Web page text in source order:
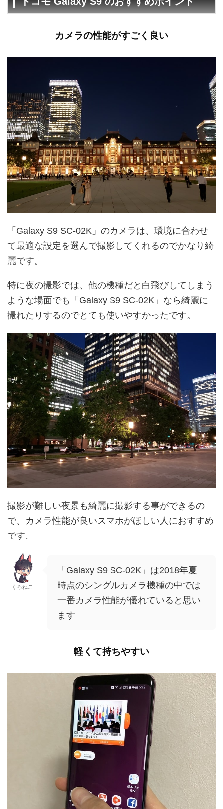
カメラの性能がすごく良い
「Galaxy S9 SC-02K」のカメラは、環境に合わせ
て最適な設定を選んで撮影してくれるのでかなり綺
麗です。
特に夜の撮影では、他の機種だと白飛びしてしまう
ような場面でも「Galaxy S9 SC-02K」なら綺麗に
撮れたりするのでとても使いやすかったです。
撮影が難しい夜景も綺麗に撮影する事ができるの
で、カメラ性能が良いスマホがほしい人におすすめ
です。
くろねこ
「Galaxy S9 SC-02K」は2018年夏
時点のシングルカメラ機種の中では
一番カメラ性能が優れていると思い
ます
軽くて持ちやすい